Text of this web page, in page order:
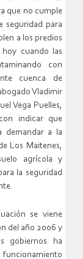
que no cumple
seguridad para
a los predios
cuando las
con
cuenca de
Vladimir
Vega Puelles,
indicar que
demandar a la
Los Maitenes,
agrícola y
la seguridad
se viene
del año 2006 y
gobiernos ha
funcionamiento